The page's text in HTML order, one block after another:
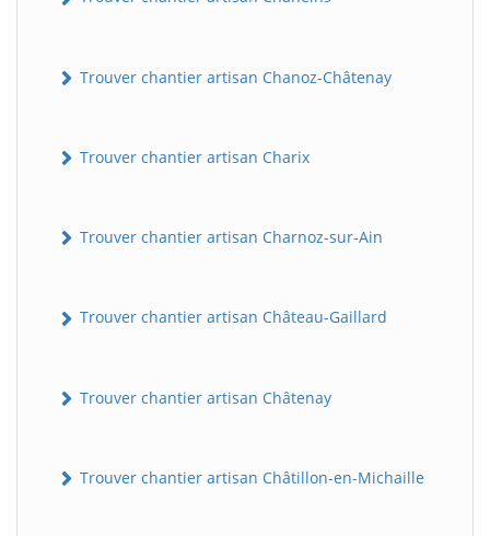
Trouver chantier artisan Chanoz-Châtenay
Trouver chantier artisan Charix
Trouver chantier artisan Charnoz-sur-Ain
Trouver chantier artisan Château-Gaillard
Trouver chantier artisan Châtenay
Trouver chantier artisan Châtillon-en-Michaille